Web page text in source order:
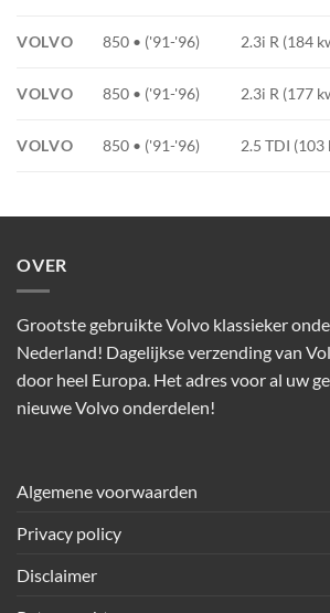
VOLVO 850 • ('91-'96) 2.3i R (184
VOLVO 850 • ('91-'96) 2.3i R (177
VOLVO 850 • ('91-'96) 2.5 TDI
OVER
Grootste gebruikte Volvo klassieker
Nederland! Dagelijkse verzending van
door heel Europa. Het adres voor al uw
nieuwe Volvo onderdelen!
Algemene voorwaarden
Privacy policy
Disclaimer